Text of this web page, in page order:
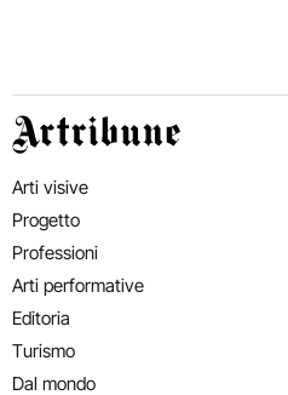
Artribune
Arti visive
Progetto
Professioni
Arti performative
Editoria
Turismo
Dal mondo